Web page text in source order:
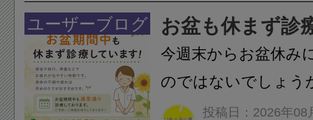
結！数多くの団体が
店街を舞台に最高の
ユーザーブログ お盆も休まず診
今週末からお盆休み
のではないでしょう
長時間の運転などで
投稿日：2026年08